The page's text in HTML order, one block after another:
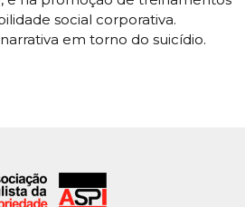
social corporativa.
em torno do suicídio.